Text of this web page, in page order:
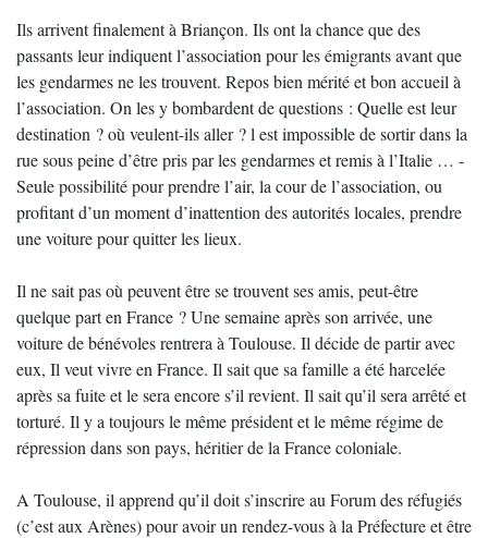
Ils arrivent finalement à Briançon. Ils ont la chance que des
passants leur indiquent l’association pour les émigrants avant que
les gendarmes ne les trouvent. Repos bien mérité et bon accueil à
l’association. On les y bombardent de questions : Quelle est leur
destination ? où veulent-ils aller ? l est impossible de sortir dans la
rue sous peine d’être pris par les gendarmes et remis à l’Italie … -
Seule possibilité pour prendre l’air, la cour de l’association, ou
profitant d’un moment d’inattention des autorités locales, prendre
une voiture pour quitter les lieux.
Il ne sait pas où peuvent être se trouvent ses amis, peut-être
quelque part en France ? Une semaine après son arrivée, une
voiture de bénévoles rentrera à Toulouse. Il décide de partir avec
eux, Il veut vivre en France. Il sait que sa famille a été harcelée
après sa fuite et le sera encore s’il revient. Il sait qu’il sera arrêté et
torturé. Il y a toujours le même président et le même régime de
répression dans son pays, héritier de la France coloniale.
A Toulouse, il apprend qu’il doit s’inscrire au Forum des réfugiés
(c’est aux Arènes) pour avoir un rendez-vous à la Préfecture et être